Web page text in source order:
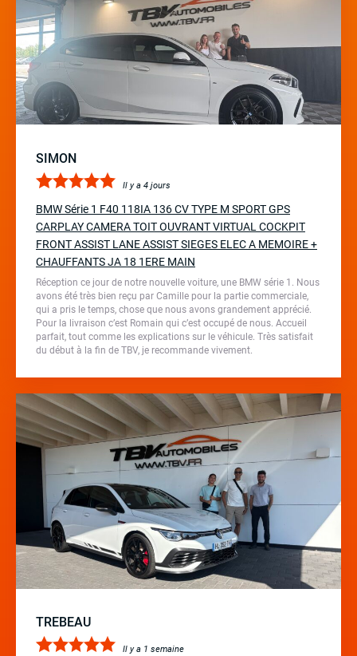
SIMON
Il y a 4 jours
BMW Série 1 F40 118IA 136 CV TYPE M SPORT GPS
CARPLAY CAMERA TOIT OUVRANT VIRTUAL COCKPIT
FRONT ASSIST LANE ASSIST SIEGES ELEC A MEMOIRE +
CHAUFFANTS JA 18 1ERE MAIN
Réception ce jour de notre nouvelle voiture, une BMW série 1. Nous
avons été très bien reçu par Camille pour la partie commerciale,
qui a pris le temps, chose que nous avons grandement apprécié.
Pour la livraison c’est Romain qui c’est occupé de nous. Accueil
parfait, tout comme les explications sur le véhicule. Très satisfait
du début à la fin de TBV, je recommande vivement.
TREBEAU
Il y a 1 semaine